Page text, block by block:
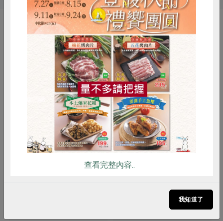
你可能有興趣的產品
舞茶實業有限公司
RPET 食譜 減硝酸鹽
雞蛋 食安 共同購買
查看完整內容..
我知道了